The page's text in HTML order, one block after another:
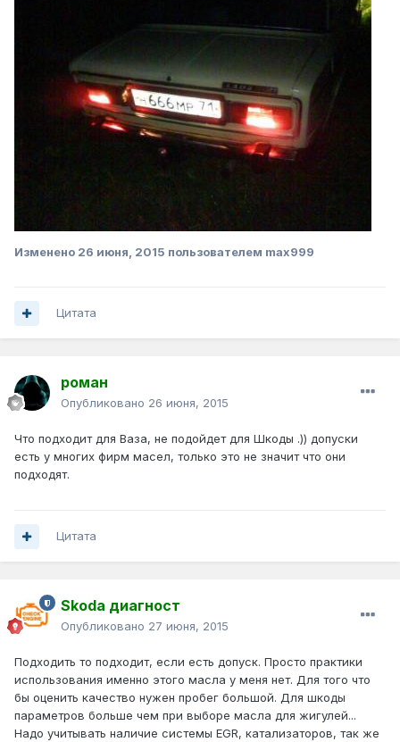
Изменено 26 июня, 2015 пользователем max999
Цитата
роман
Опубликовано 26 июня, 2015
Что подходит для Ваза, не подойдет для Шкоды .)) допуски
есть у многих фирм масел, только это не значит что они
подходят.
Цитата
Skoda диагност
Опубликовано 27 июня, 2015
Подходить то подходит, если есть допуск. Просто практики
использования именно этого масла у меня нет. Для того что
бы оценить качество нужен пробег большой. Для шкоды
параметров больше чем при выборе масла для жигулей...
Надо учитывать наличие системы EGR, катализаторов, так же